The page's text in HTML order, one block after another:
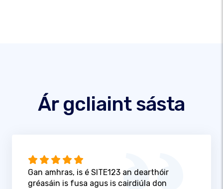
Ár gcliaint sásta
Gan amhras, is é SITE123 an dearthóir
gréasáin is fusa agus is cairdiúla don